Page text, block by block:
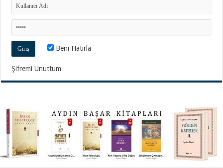
Beni Hatırla
Şifremi Unuttum